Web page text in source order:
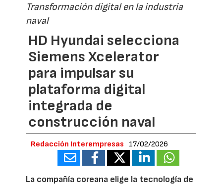
Transformación digital en la industria
naval
HD Hyundai selecciona
Siemens Xcelerator
para impulsar su
plataforma digital
integrada de
construcción naval
Redacción Interempresas 17/02/2026
La compañía coreana elige la tecnología de